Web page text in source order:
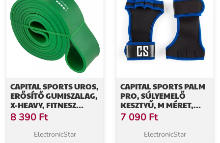
CAPITAL SPORTS UROS,
ERŐSÍTŐ GUMISZALAG,
X-HEAVY, FITNESZ
GUMI, HUROK, 100 %
LATEX
8 390 Ft
ElectronicStar
CAPITAL SPORTS PALM
PRO, SÚLYEMELŐ
KESZTYŰ, M MÉRET,
KÉK-FEKETE
7 090 Ft
ElectronicStar